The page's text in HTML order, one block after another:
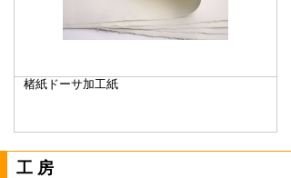
楮紙ドーサ加工紙
工房